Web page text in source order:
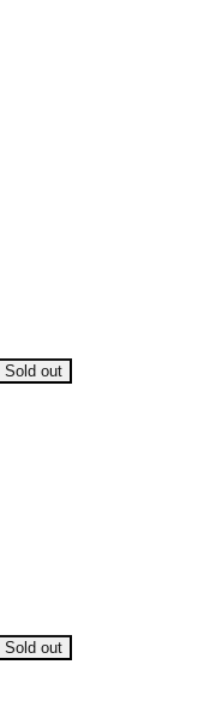
Sold out
Sold out